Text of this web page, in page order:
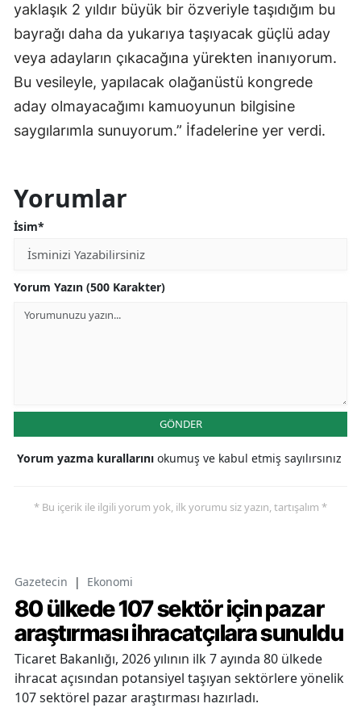
yaklaşık 2 yıldır büyük bir özveriyle taşıdığım bu
bayrağı daha da yukarıya taşıyacak güçlü aday
veya adayların çıkacağına yürekten inanıyorum.
Bu vesileyle, yapılacak olağanüstü kongrede
aday olmayacağımı kamuoyunun bilgisine
saygılarımla sunuyorum.” İfadelerine yer verdi.
Yorumlar
İsim*
Yorum Yazın (500 Karakter)
GÖNDER
Yorum yazma kurallarını okumuş ve kabul etmiş sayılırsınız
* Bu içerik ile ilgili yorum yok, ilk yorumu siz yazın, tartışalım *
Gazetecin | Ekonomi
80 ülkede 107 sektör için pazar
araştırması ihracatçılara sunuldu
Ticaret Bakanlığı, 2026 yılının ilk 7 ayında 80 ülkede
ihracat açısından potansiyel taşıyan sektörlere yönelik
107 sektörel pazar araştırması hazırladı.